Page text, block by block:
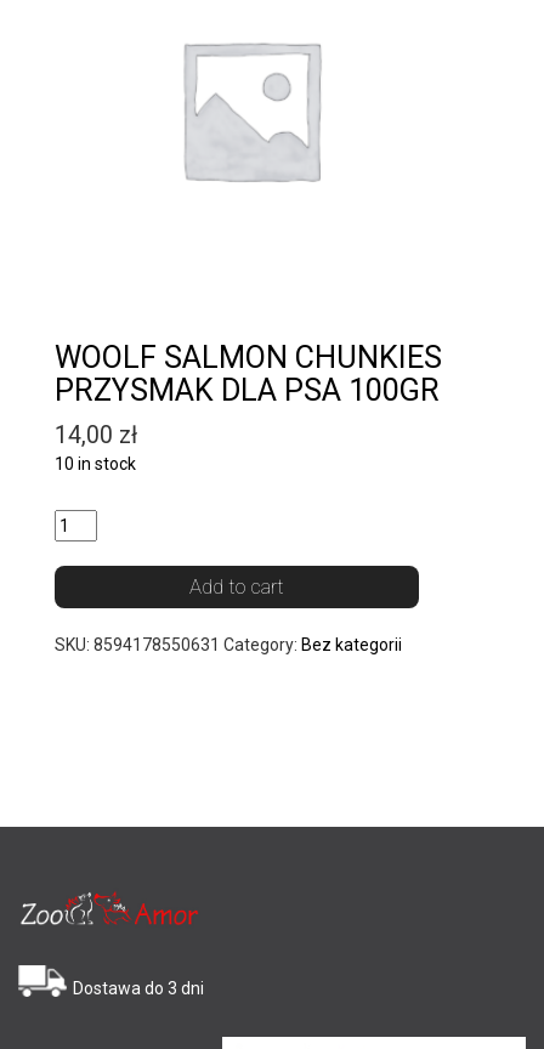
WOOLF SALMON CHUNKIES
PRZYSMAK DLA PSA 100GR
14,00 zł
10 in stock
Add to cart
SKU: 8594178550631 Category: Bez kategorii
Dostawa do 3 dni